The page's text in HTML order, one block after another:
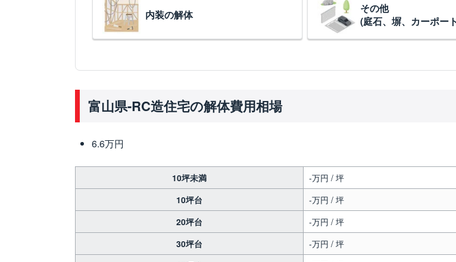
内装の解体
その他
(庭石、塀、カーポー
富山県-RC造住宅の解体費用相場
6.6万円
10坪未満
-万円 / 坪
10坪台
-万円 / 坪
20坪台
-万円 / 坪
30坪台
-万円 / 坪